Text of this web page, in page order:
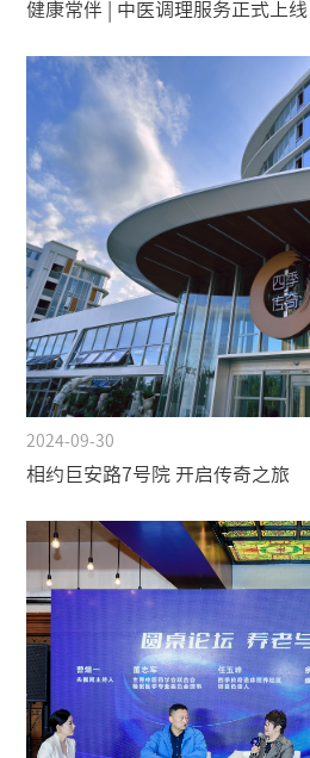
健康常伴 | 中医调理服务正式上线
2024-09-30
相约巨安路7号院 开启传奇之旅